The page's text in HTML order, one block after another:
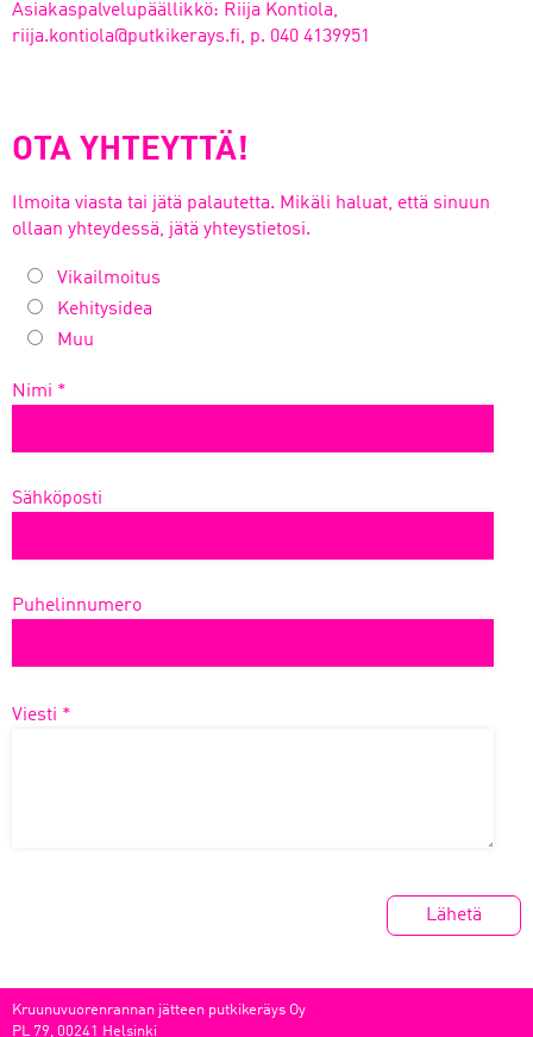
Asiakaspalvelupäällikkö: Riija Kontiola,
riija.kontiola@putkikerays.fi, p. 040 4139951
OTA YHTEYTTÄ!
Ilmoita viasta tai jätä palautetta. Mikäli haluat, että sinuun
ollaan yhteydessä, jätä yhteystietosi.
Vikailmoitus
Kehitysidea
Muu
Nimi *
Sähköposti
Puhelinnumero
Please leave this
Viesti *
Kruunuvuorenrannan jätteen putkikeräys Oy
PL 79, 00241 Helsinki